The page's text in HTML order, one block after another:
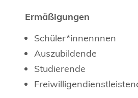
Ermäßigungen
Schüler*innennnen
Auszubildende
Studierende